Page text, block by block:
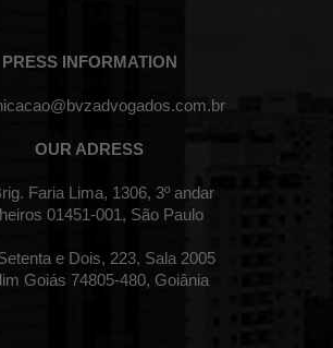
PRESS INFORMATION
OUR ADRESS
Faria Lima, 1306, 3º andar
01451-001, São Paulo
e Dois, 223, Sala 2005
Goiás 74805-480, Goiânia